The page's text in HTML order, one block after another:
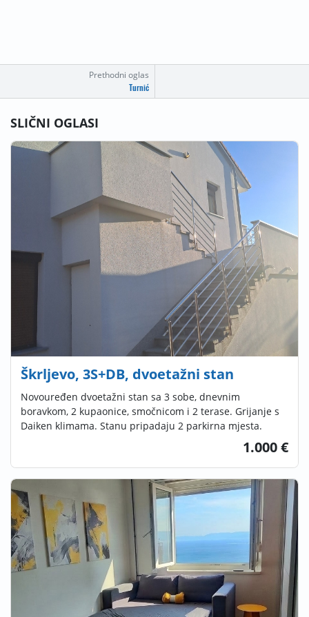
Prethodni oglas
Turnić
SLIČNI OGLASI
Škrljevo, 3S+DB, dvoetažni stan
Novouređen dvoetažni stan sa 3 sobe, dnevnim
boravkom, 2 kupaonice, smočnicom i 2 terase. Grijanje s
Daiken klimama. Stanu pripadaju 2 parkirna mjesta.
1.000 €